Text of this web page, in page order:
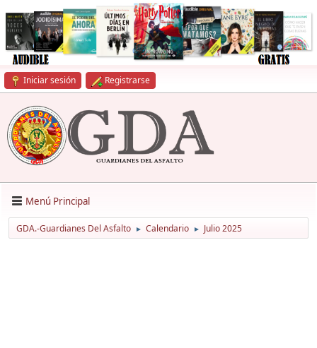
Iniciar sesión Registrarse
Menú Principal
GDA.-Guardianes Del Asfalto ► Calendario ► Julio 2025